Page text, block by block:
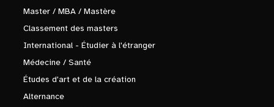
Master / MBA / Mastère
Classement des masters
International - Étudier à l'étranger
Médecine / Santé
Études d'art et de la création
Alternance